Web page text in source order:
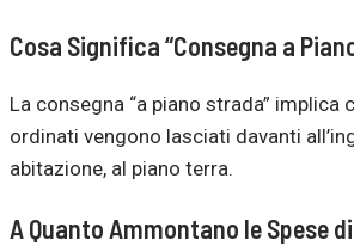
Cosa Significa “Consegna a
La consegna “a piano strada” implica
ordinati vengono lasciati davanti
abitazione, al piano terra.
A Quanto Ammontano le Spese